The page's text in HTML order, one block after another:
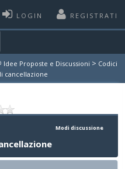
LOGIN REGISTRATI
Idee Proposte e Discussioni > Codici
cancellazione
Modi discussione